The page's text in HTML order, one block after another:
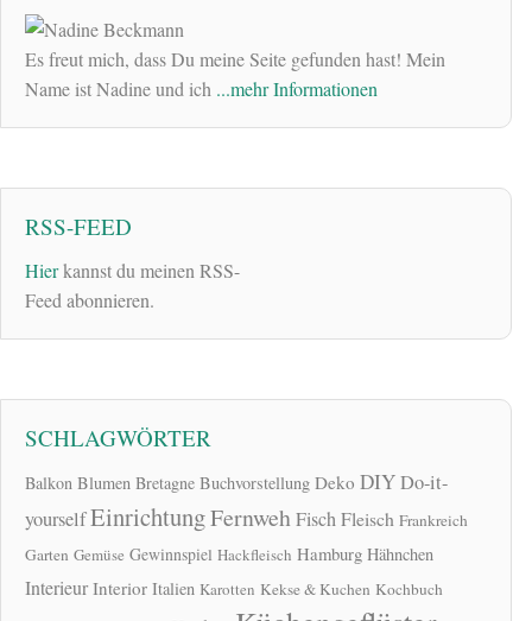
Es freut mich, dass Du meine Seite gefunden hast! Mein
Name ist Nadine und ich ...mehr Informationen
RSS-FEED
Hierkannst du meinen RSS-
Feed abonnieren.
SCHLAGWÖRTER
Balkon Blumen Bretagne Buchvorstellung Deko DIYDo-it-
yourselfEinrichtungFernwehFischFleisch Frankreich
Garten Gemüse Gewinnspiel Hackfleisch Hamburg Hähnchen
Interieur Interior Italien Karotten Kekse & Kuchen Kochbuch